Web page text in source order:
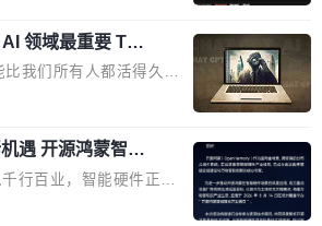
长度仅16厘米，属于同
的1600W电源产品。小
标准A...
晰的事实——品牌对专
如此迫切。 但市场扩容
正在改变。2026年Top
出,“产品”这个离消费
营销层面的权重显著变
竞争正在从规模转向深
、多线协同...
研究员 Keller Jorda
论。他不是在说风凉
人尽皆知但很少公开捅
补充了一句软化声明：
部分论文都在过度宣传
者，如果你筛选出那些
，那它们大部分都是过
的痛点。不是所有论文
领域最重要 Top
我们所有人都活得久。
博客，而是出自 Hieu
Pham 是谁？他是 xAI
训练基础设施团队
了一条帖子，列出了他
的三个开源项目。 第一
遇 开源鸿蒙智能
将举行
行百业，智能硬件正从
联化、协同化发展。作